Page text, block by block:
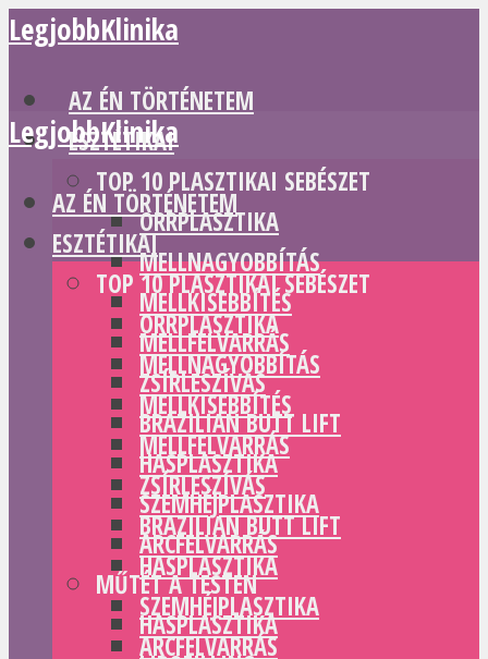
LegjobbKlinika
AZ ÉN TÖRTÉNETEM
ESZTÉTIKAI
TOP 10 PLASZTIKAI SEBÉSZET
ORRPLASZTIKA
MELLNAGYOBBÍTÁS
MELLKISEBBÍTÉS
MELLFELVARRÁS
ZSÍRLESZÍVÁS
BRAZILIAN BUTT LIFT
HASPLASZTIKA
SZEMHÉJPLASZTIKA
ARCFELVARRÁS
MŰTÉT A TESTEN
HASPLASZTIKA
LegjobbKlinika
AZ ÉN TÖRTÉNETEM
ESZTÉTIKAI
TOP 10 PLASZTIKAI SEBÉSZET
ORRPLASZTIKA
MELLNAGYOBBÍTÁS
MELLKISEBBÍTÉS
MELLFELVARRÁS
ZSÍRLESZÍVÁS
BRAZILIAN BUTT LIFT
HASPLASZTIKA
SZEMHÉJPLASZTIKA
ARCFELVARRÁS